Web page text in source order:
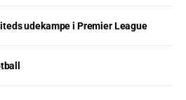
udekampe i Premier League